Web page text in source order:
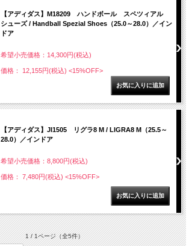
【アディダス】M18209 ハンドボール スペツィアル
シューズ / Handball Spezial Shoes（25.0～28.0）／イン
ドア
希望小売価格：14,300円(税込)
価格： 12,155円(税込) <15%OFF>
【アディダス】JI1505 リグラ8 M / LIGRA8 M（25.5～
28.0）／インドア
希望小売価格：8,800円(税込)
価格： 7,480円(税込) <15%OFF>
1 / 1ページ（全5件）